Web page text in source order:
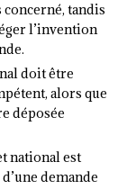
tandis
l’invention
doit être
alors que
déposée
national est
demande